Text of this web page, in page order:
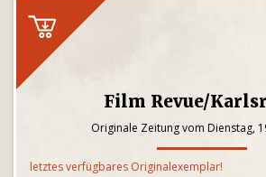
Film Revue/
Originale Zeitung vom Dienstag,
letztes verfügbares Originalexemplar!